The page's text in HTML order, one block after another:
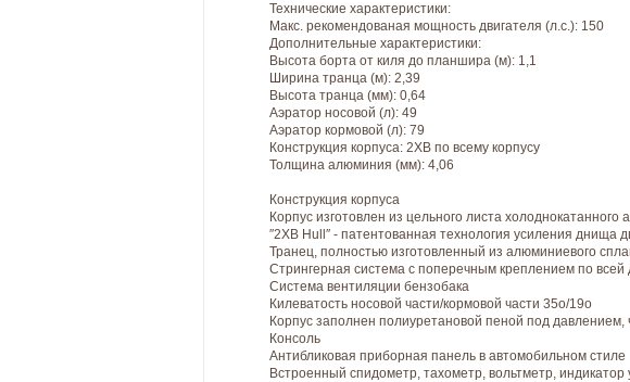
Технические характеристики:
Макс. рекомендованая мощность двигателя (л.с.): 150
Дополнительные характеристики:
Высота борта от киля до планшира (м): 1,1
Ширина транца (м): 2,39
Высота транца (мм): 0,64
Аэратор носовой (л): 49
Аэратор кормовой (л): 79
Конструкция корпуса: 2ХВ по всему корпусу
Толщина алюминия (мм): 4,06
Конструкция корпуса
Корпус изготовлен из цельного листа
″2ХВ Hull″ - патентованная технология усиления
Транец, полностью изготовленный из алюминиевого
Стрингерная система с поперечным креплением по всей
Система вентиляции бензобака
Килеватость носовой части/кормовой части 35о/19о
Корпус заполнен полиуретановой пеной под
Консоль
Антибликовая приборная панель в автомобильном стиле
Встроенный спидометр, тахометр, вольтметр, индикатор